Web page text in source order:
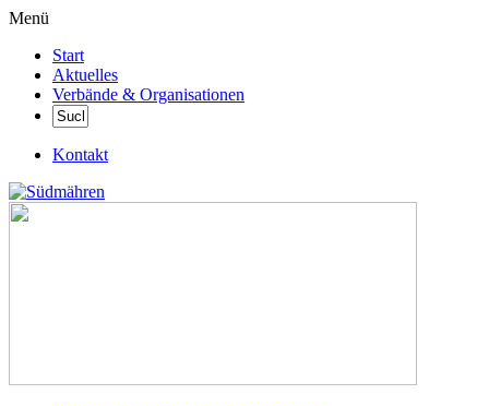
Menü
Start
Aktuelles
Verbände & Organisationen
Kontakt